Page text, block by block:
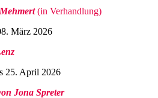
(in Verhandlung)
März 2026
25. April 2026
Jona Spreter